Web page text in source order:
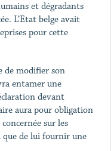
et dégradants
L’Etat belge avait
pour cette
de modifier son
entamer une
devant
aura pour obligation
sur les
que de lui fournir une